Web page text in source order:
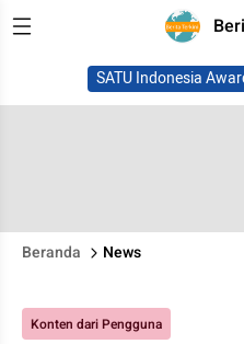
SATU Indonesia
Beranda News
Konten dari Pengguna